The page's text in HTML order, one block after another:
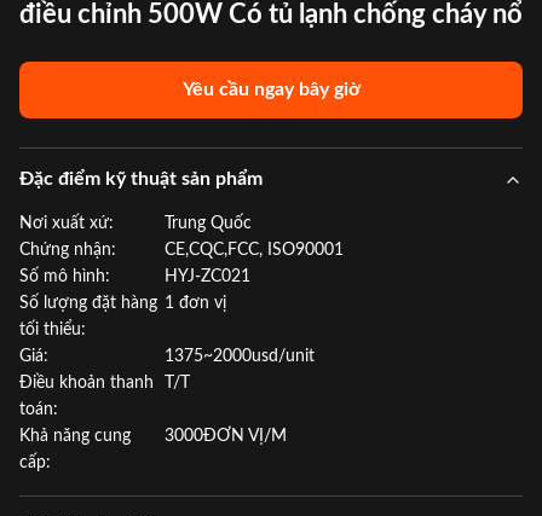
điều chỉnh 500W Có tủ lạnh chống cháy nổ
Yêu cầu ngay bây giờ
Đặc điểm kỹ thuật sản phẩm
Nơi xuất xứ:
Trung Quốc
Chứng nhận:
CE,CQC,FCC, ISO90001
Số mô hình:
HYJ-ZC021
Số lượng đặt hàng
tối thiểu:
1 đơn vị
Giá:
1375~2000usd/unit
Điều khoản thanh
toán:
T/T
Khả năng cung
cấp:
3000ĐƠN VỊ/M